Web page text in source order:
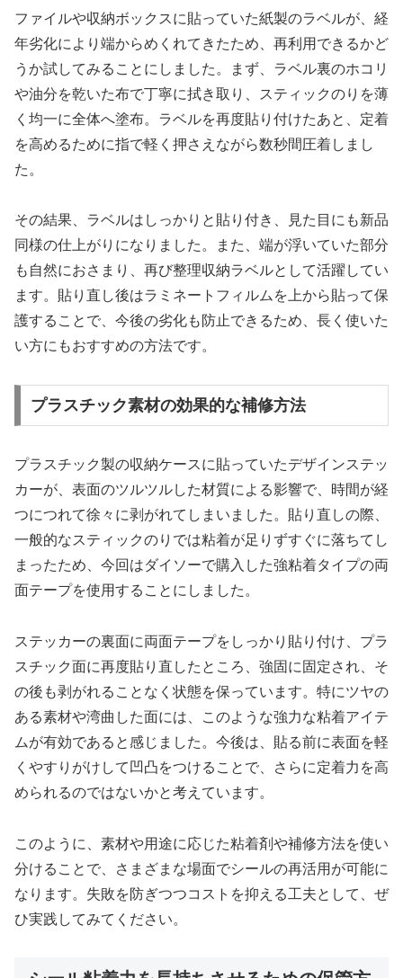
ファイルや収納ボックスに貼っていた紙製のラベルが、経
年劣化により端からめくれてきたため、再利用できるかど
うか試してみることにしました。まず、ラベル裏のホコリ
や油分を乾いた布で丁寧に拭き取り、スティックのりを薄
く均一に全体へ塗布。ラベルを再度貼り付けたあと、定着
を高めるために指で軽く押さえながら数秒間圧着しまし
た。
その結果、ラベルはしっかりと貼り付き、見た目にも新品
同様の仕上がりになりました。また、端が浮いていた部分
も自然におさまり、再び整理収納ラベルとして活躍してい
ます。貼り直し後はラミネートフィルムを上から貼って保
護することで、今後の劣化も防止できるため、長く使いた
い方にもおすすめの方法です。
プラスチック素材の効果的な補修方法
プラスチック製の収納ケースに貼っていたデザインステッ
カーが、表面のツルツルした材質による影響で、時間が経
つにつれて徐々に剥がれてしまいました。貼り直しの際、
一般的なスティックのりでは粘着が足りずすぐに落ちてし
まったため、今回はダイソーで購入した強粘着タイプの両
面テープを使用することにしました。
ステッカーの裏面に両面テープをしっかり貼り付け、プラ
スチック面に再度貼り直したところ、強固に固定され、そ
の後も剥がれることなく状態を保っています。特にツヤの
ある素材や湾曲した面には、このような強力な粘着アイテ
ムが有効であると感じました。今後は、貼る前に表面を軽
くやすりがけして凹凸をつけることで、さらに定着力を高
められるのではないかと考えています。
このように、素材や用途に応じた粘着剤や補修方法を使い
分けることで、さまざまな場面でシールの再活用が可能に
なります。失敗を防ぎつつコストを抑える工夫として、ぜ
ひ実践してみてください。